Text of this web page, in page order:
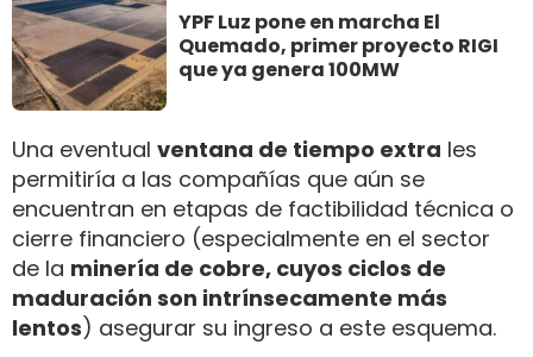
YPF Luz pone en marcha El
Quemado, primer proyecto RIGI
que ya genera 100MW
Una eventual ventana de tiempo extra les
permitiría a las compañías que aún se
encuentran en etapas de factibilidad técnica o
cierre financiero (especialmente en el sector
de la minería de cobre, cuyos ciclos de
maduración son intrínsecamente más
lentos) asegurar su ingreso a este esquema.